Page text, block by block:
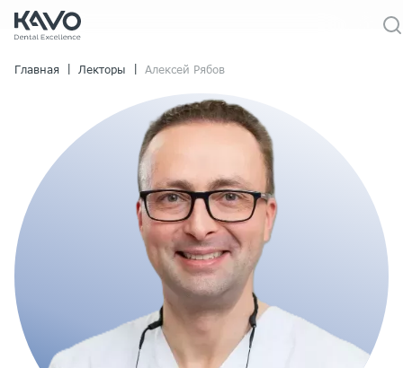
Главная Лекторы Алексей Рябов